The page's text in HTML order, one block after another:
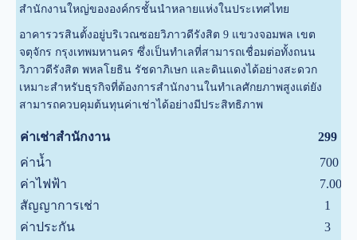
สำนักงานใหญ่ขององค์กรชั้นนำหลายแห่งในประเทศไทย
อาคารวรสินตั้งอยู่บริเวณซอยวิภาวดีรังสิต 9 แขวงจอมพล เขต
จตุจักร กรุงเทพมหานคร ซึ่งเป็นทำเลที่สามารถเชื่อมต่อทั้งถนน
วิภาวดีรังสิต พหลโยธิน รัชดาภิเษก และดินแดงได้อย่างสะดวก
เหมาะสำหรับธุรกิจที่ต้องการสำนักงานในทำเลศักยภาพสูงแต่ยัง
สามารถควบคุมต้นทุนค่าเช่าได้อย่างมีประสิทธิภาพ
ค่าเช่าสำนักงาน 299
ค่าน้ำ 700
ค่าไฟฟ้า
7.00
สัญญาการเช่า
1
ค่าประกัน
3